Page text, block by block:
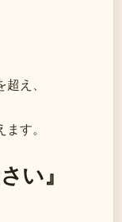
え、
す。
い』